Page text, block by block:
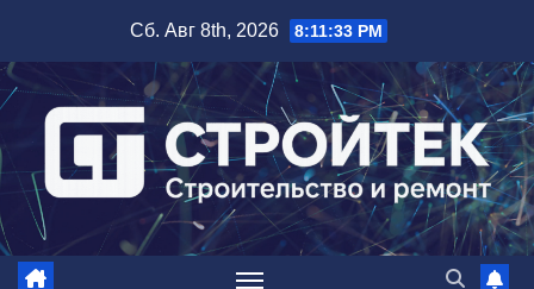
содержимому
Сб. Авг 8th, 2026 8:11:34 PM